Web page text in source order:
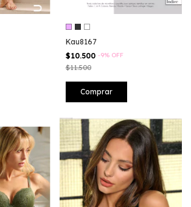
Kau8167
$10.500 -9% OFF
$11.500
Comprar